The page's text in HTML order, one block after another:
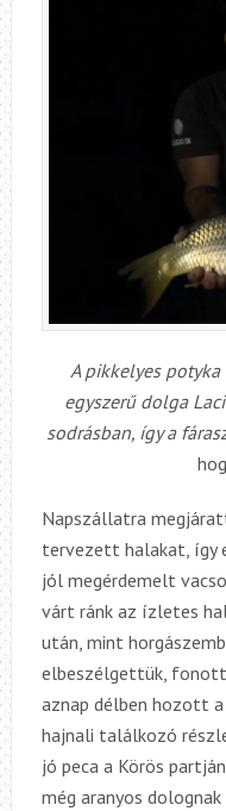
A pikkelyes
egyszerű dolga
sodrásban, így a
Napszállatra
tervezett halakat, így
jól megérdemelt
várt ránk az ízletes
után, mint
elbeszélgettük,
aznap délben hozott a
hajnali találkozó
jó peca a Körös
még aranyos